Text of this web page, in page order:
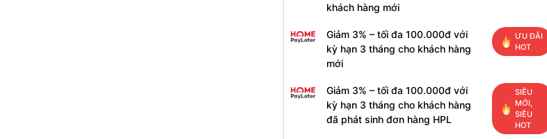
khách hàng mới
Giảm 3% – tối đa 100.000đ với
kỳ hạn 3 tháng cho khách hàng
mới
ƯU ĐÃI
HOT
Giảm 3% – tối đa 100.000đ với
kỳ hạn 3 tháng cho khách hàng
đã phát sinh đơn hàng HPL
SIÊU
MỚI,
SIÊU
HOT